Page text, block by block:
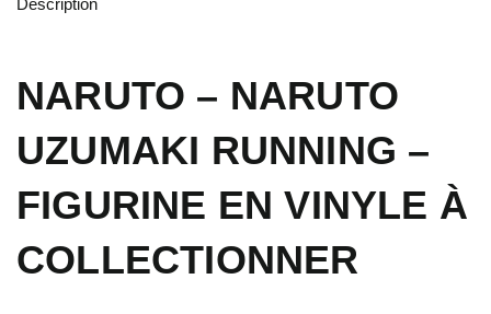
NARUTO – NARUTO
UZUMAKI RUNNING –
FIGURINE EN VINYLE À
COLLECTIONNER